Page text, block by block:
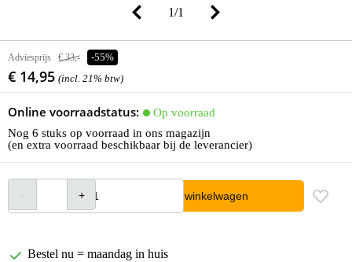
1/1
Adviesprijs € 33,- -55%
€ 14,95 (incl. 21% btw)
Online voorraadstatus:
Op voorraad
Nog 6 stuks op voorraad in ons magazijn
(en extra voorraad beschikbaar bij de leverancier)
In winkelwagen
Bestel nu = maandag in huis